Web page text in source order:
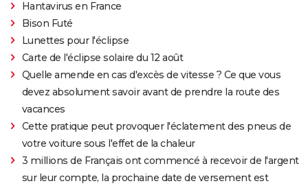
Hantavirus en France
Bison Futé
Lunettes pour l'éclipse
Carte de l'éclipse solaire du 12 août
Quelle amende en cas d'excès de vitesse ? Ce que vous
devez absolument savoir avant de prendre la route des
vacances
Cette pratique peut provoquer l'éclatement des pneus de
votre voiture sous l'effet de la chaleur
3 millions de Français ont commencé à recevoir de l'argent
sur leur compte, la prochaine date de versement est